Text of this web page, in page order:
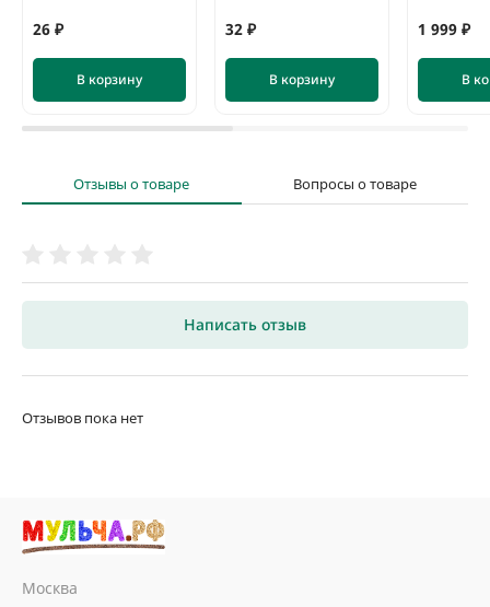
26 ₽
В корзину
32 ₽
В корзину
1 999 ₽
В
Отзывы о товаре Вопросы о товаре
Написать отзыв
Отзывов пока нет
Москва